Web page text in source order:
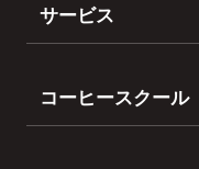
サービス
コーヒースクール